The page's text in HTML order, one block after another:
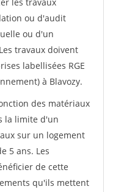
ou d'audit
ou d'un
travaux doivent
labellisées RGE
à Blavozy.
des matériaux
la limite d'un
sur un logement
5 ans. Les
de cette
qu'ils mettent